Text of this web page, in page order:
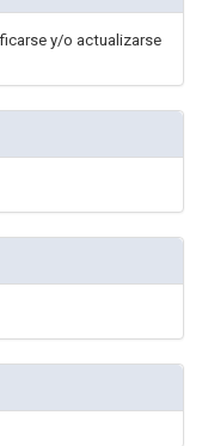
y/o actualizarse